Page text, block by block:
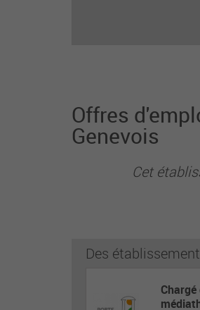
Offres
Genevois
Cet
Des
Chargé